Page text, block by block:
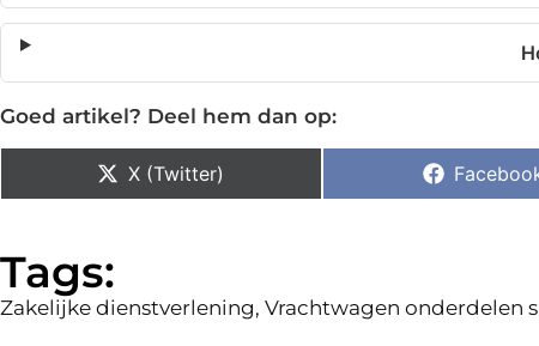
Goed artikel? Deel hem dan op:
X (Twitter)
Tags:
Zakelijke dienstverlening, Vrachtwagen onderdelen